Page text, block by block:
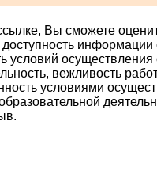
Вы сможете
доступность информации
условий осуществления
вежливость
условиями